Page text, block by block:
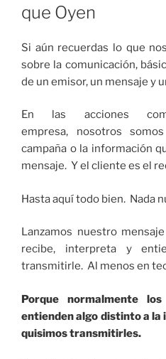
que Oyen
Si aún recuerdas lo que
sobre la comunicación,
de un emisor, un mensaje y
En las acciones
empresa, nosotros
campaña o la información
mensaje. Y el cliente es el
Hasta aquí todo bien. Nada
Lanzamos nuestro
recibe, interpreta y
transmitirle. Al menos en
Porque normalmente
entienden algo distinto a
quisimos transmitirles.